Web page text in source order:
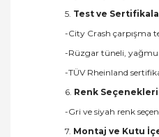
5. Test ve
-City Crash çarpışma
-Rüzgar tüneli,
-TÜV Rheinland
6. Renk
-Gri ve siyah renk
7. Montaj ve Kutu